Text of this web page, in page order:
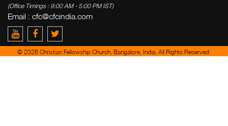
(Office Timings : 9:00 AM - 5:00 PM IST)
Email : cfc@cfcindia.com
© 2026 Christian Fellowship Church, Bangalore, India. All Rights Reserved.